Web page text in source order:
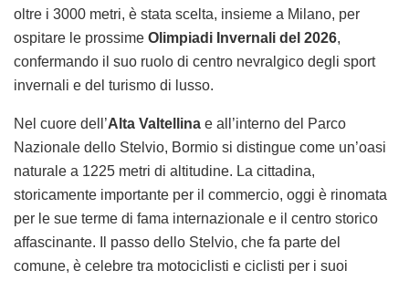
oltre i 3000 metri, è stata scelta, insieme a Milano, per
ospitare le prossime Olimpiadi Invernali del 2026,
confermando il suo ruolo di centro nevralgico degli sport
invernali e del turismo di lusso.
Nel cuore dell’Alta Valtellina e all’interno del Parco
Nazionale dello Stelvio, Bormio si distingue come un’oasi
naturale a 1225 metri di altitudine. La cittadina,
storicamente importante per il commercio, oggi è rinomata
per le sue terme di fama internazionale e il centro storico
affascinante. Il passo dello Stelvio, che fa parte del
comune, è celebre tra motociclisti e ciclisti per i suoi